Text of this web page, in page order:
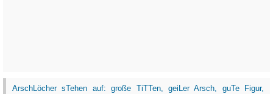
ArschLöcher sTehen auf: große TiTTen, geiLer Arsch, guTe Figur,